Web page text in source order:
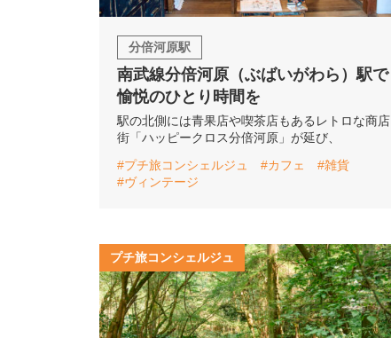
分倍河原駅
南武線分倍河原（ぶばいがわら）駅で
愉悦のひとり時間を
駅の北側には青果店や喫茶店もあるレトロな商店
街「ハッピークロス分倍河原」が延び、
#プチ旅コンシェルジュ
#カフェ
#雑貨
#ヴィンテージ
プチ旅コンシェルジュ